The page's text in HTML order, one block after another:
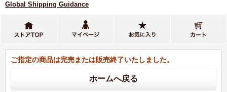
Global Shipping Guidance
ご指定の商品は完売または販売終了いたしました。